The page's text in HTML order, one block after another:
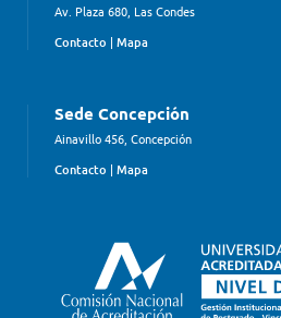
Av. Plaza 680, Las Condes
Contacto | Mapa
Sede Concepción
Ainavillo 456, Concepción
Contacto | Mapa